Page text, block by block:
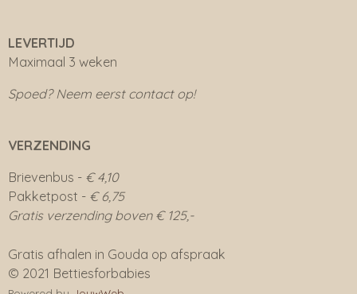
LEVERTIJD
Maximaal 3 weken
Spoed? Neem eerst contact op!
VERZENDING
Brievenbus - € 4,10
Pakketpost - € 6,75
Gratis verzending boven € 125,-
Gratis afhalen in Gouda op afspraak
© 2021 Bettiesforbabies